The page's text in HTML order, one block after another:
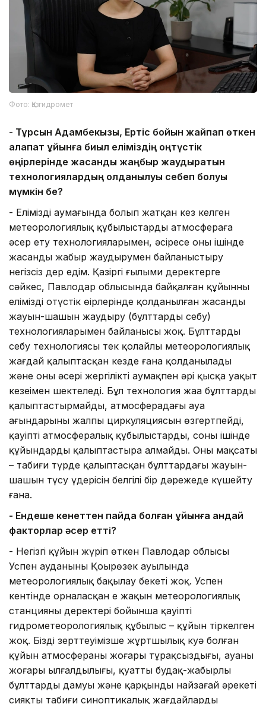
Фото: Қазгидромет
- Тұрсын Адамбекқызы, Ертіс бойын жайпап өткен
алапат құйынға биыл еліміздің оңтүстік
өңірлерінде жасанды жаңбыр жаудыратын
технологиялардың қолданылуы себеп болуы
мүмкін бе?
- Еліміздің аумағында болып жатқан кез келген
метеорологиялық құбылыстарды атмосфераға
әсер ету технологияларымен, әсіресе оның ішінде
жасанды жаңбыр жаудырумен байланыстыру
негізсіз дер едім. Қазіргі ғылыми деректерге
сәйкес, Павлодар облысында байқалған құйынның
еліміздің оңтүстік өңірлерінде қолданылған жасанды
жауын-шашын жаудыру (бұлттарды себу)
технологияларымен байланысы жоқ. Бұлттарды
себу технологиясы тек қолайлы метеорологиялық
жағдай қалыптасқан кезде ғана қолданылады
және оның әсері жергілікті аумақпен әрі қысқа уақыт
кезеңімен шектеледі. Бұл технология жаңа бұлттарды
қалыптастырмайды, атмосферадағы ауа
ағындарының жалпы циркуляциясын өзгертпейді,
қауіпті атмосфералық құбылыстарды, соның ішінде
құйындарды қалыптастыра алмайды. Оның мақсаты
– табиғи түрде қалыптасқан бұлттардағы жауын-
шашын түсу үдерісін белгілі бір дәрежеде күшейту
ғана.
- Ендеше кенеттен пайда болған құйынға қандай
факторлар әсер етті?
- Негізгі құйын жүріп өткен Павлодар облысы
Успен ауданының Қоңырөзек ауылында
метеорологиялық бақылау бекеті жоқ. Успен
кентінде орналасқан ең жақын метеорологиялық
станцияның деректері бойынша қауіпті
гидрометеорологиялық құбылыс – құйын тіркелген
жоқ. Біздің зерттеуімізше жұртшылық куә болған
құйын атмосфераның жоғары тұрақсыздығы, ауаның
жоғары ылғалдылығы, қуатты будақ-жаңбырлы
бұлттардың дамуы және қарқынды найзағай әрекеті
сияқты табиғи синоптикалық жағдайлардың